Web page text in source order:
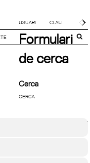
Formulari
de cerca
Cerca